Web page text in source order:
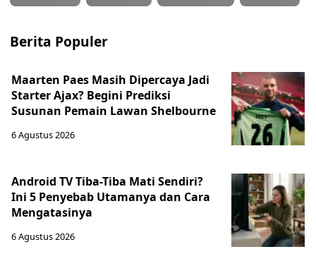
Berita Populer
Maarten Paes Masih Dipercaya Jadi
Starter Ajax? Begini Prediksi
Susunan Pemain Lawan Shelbourne
6 Agustus 2026
Android TV Tiba-Tiba Mati Sendiri?
Ini 5 Penyebab Utamanya dan Cara
Mengatasinya
6 Agustus 2026